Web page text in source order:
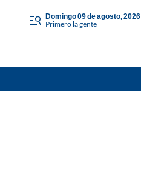
domingo 09 de agosto, 2026
Primero la gente